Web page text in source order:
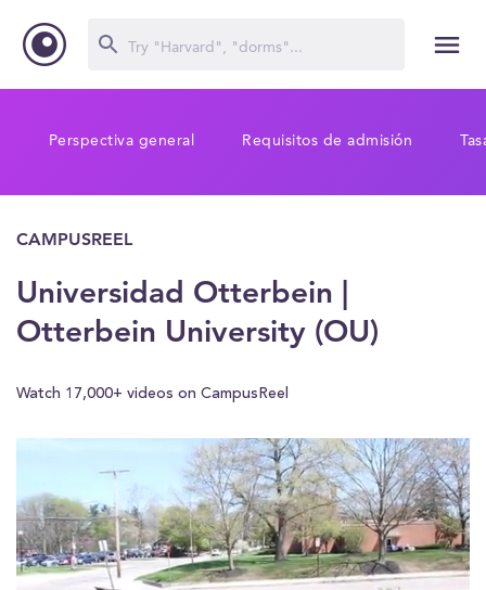
Perspectiva general Requisitos de admisión
CAMPUSREEL
Universidad Otterbein |
Otterbein University (OU)
Watch 17,000+ videos on CampusReel